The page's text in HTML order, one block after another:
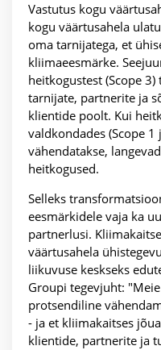
Vastutus kogu
kogu väärtusahela
oma tarnijatega, et
kliimaeesmärke.
heitkogustest (Scope
tarnijate, partnerite ja
klientide poolt. Kui
valdkondades (Scope
vähendatakse,
heitkogused.
Selleks
eesmärkidele vaja ka
partnerlusi.
väärtusahela
liikuvuse keskseks
Groupi tegevjuht:
protsendiline
- ja et kliimakaitses
klientide, partnerite ja